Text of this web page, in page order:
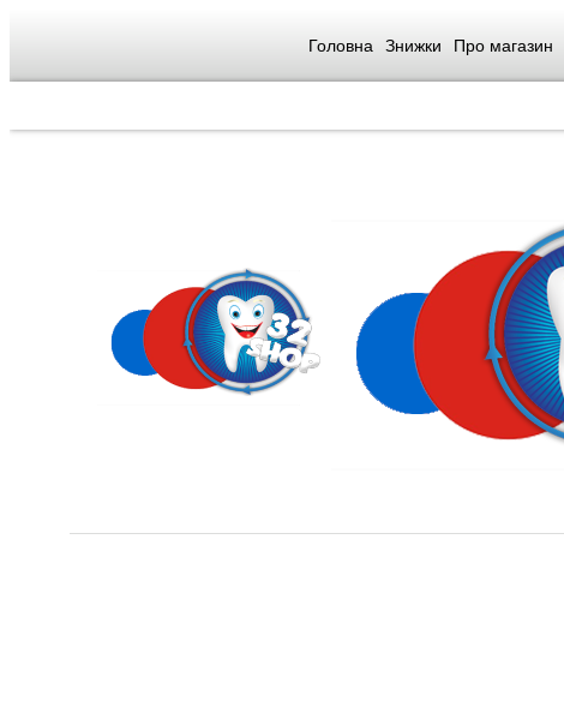
Головна Знижки Про магазин